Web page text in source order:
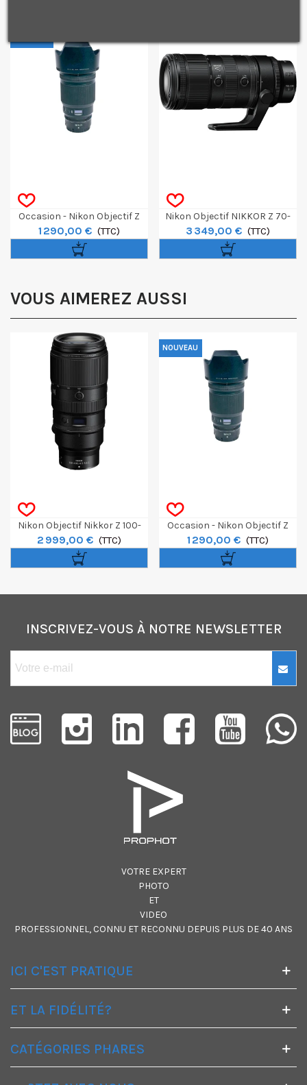
Occasion - Nikon Objectif Z
50mm F/1.2 S
1 290,00 € (TTC)
Nikon Objectif NIKKOR Z 70-
200mm F/2.8 VR S II
3 349,00 € (TTC)
VOUS AIMEREZ AUSSI
Nikon Objectif Nikkor Z 100-
400mm F/4.5-5.6 VR S
2 999,00 € (TTC)
NOUVEAU
Occasion - Nikon Objectif Z
50mm F/1.2 S
1 290,00 € (TTC)
INSCRIVEZ-VOUS À NOTRE NEWSLETTER
VOTRE EXPERT
PHOTO
ET
VIDEO
PROFESSIONNEL, CONNU ET RECONNU DEPUIS PLUS DE 40 ANS
ICI C'EST PRATIQUE
ET LA FIDÉLITÉ?
CATÉGORIES PHARES
J'accepte de recevoir des SMS de la part de la marque.
Obtenir mon code promo.